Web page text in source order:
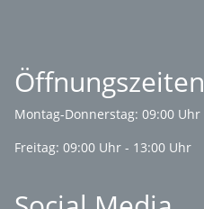
Öffnungszeiten
Montag-Donnerstag: 09:00
Freitag: 09:00 Uhr - 13:00 Uhr